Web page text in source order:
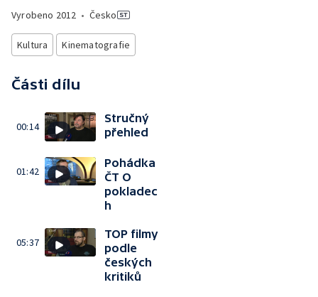
Vyrobeno 2012 • Česko
Kultura Kinematografie
Části dílu
00:14
Stručný
přehled
01:42
Pohádka
ČT O
pokladec
h
05:37
TOP filmy
podle
českých
kritiků